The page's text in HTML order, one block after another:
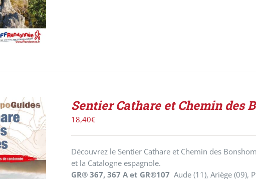
Sentier Cathare et Chemin des
18,40€
Découvrez le Sentier Cathare et Chemin des
et la Catalogne espagnole.
GR® 367, 367 A et GR®107 Aude (11), Ariège (09),